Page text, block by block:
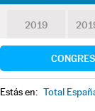
2019
Estás en: Total